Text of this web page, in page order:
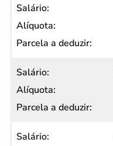
Salário
Alíquota
Parcela
deduzir